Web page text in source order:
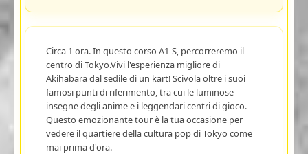
Circa 1 ora. In questo corso A1-S, percorreremo il
centro di Tokyo.Vivi l'esperienza migliore di
Akihabara dal sedile di un kart! Scivola oltre i suoi
famosi punti di riferimento, tra cui le luminose
insegne degli anime e i leggendari centri di gioco.
Questo emozionante tour è la tua occasione per
vedere il quartiere della cultura pop di Tokyo come
mai prima d'ora.